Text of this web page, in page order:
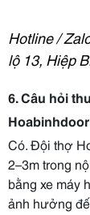
Hotline /
lộ 13, Hiệp
6. Câu hỏi
Có. Đội thợ
2–3m trong
bằng xe máy
ảnh hưởng